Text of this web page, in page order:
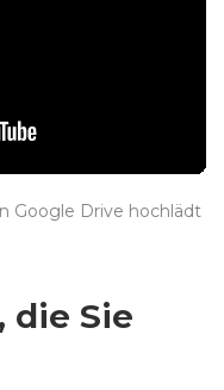
Google Drive hochlädt
die Sie